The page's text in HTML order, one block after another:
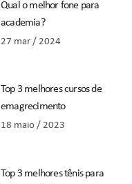
Qual o melhor fone para
academia?
27 mar / 2024
Top 3 melhores cursos de
emagrecimento
18 maio / 2023
Top 3 melhores tênis para